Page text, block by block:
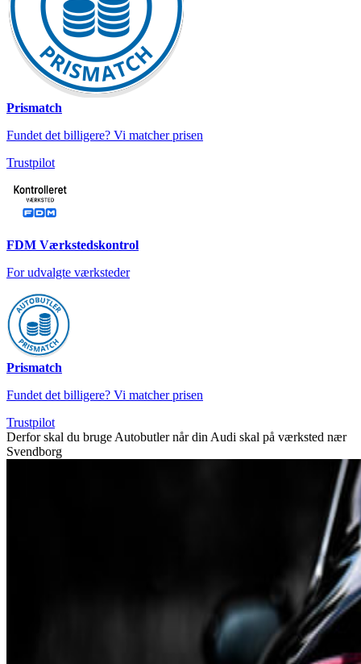
Prismatch
Fundet det billigere? Vi matcher prisen
Trustpilot
FDM Værkstedskontrol
For udvalgte værksteder
Prismatch
Fundet det billigere? Vi matcher prisen
Trustpilot
Derfor skal du bruge Autobutler når din Audi skal på værksted nær
Svendborg